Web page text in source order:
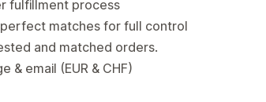
fulfillment process
matches for full control
and matched orders.
& email (EUR & CHF)